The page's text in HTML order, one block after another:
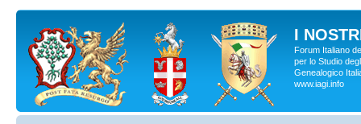
I
Forum Italiano
per lo Studio
Genealogico
www.iagi.info